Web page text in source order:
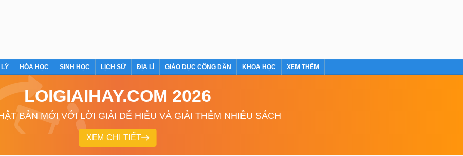
HÓA HỌC SINH HỌC LỊCH SỬ ĐỊA LÍ GIÁO DỤC CÔNG DÂN KHOA HỌC XEM THÊM
LOIGIAIHAY.COM 2026
BẢN MỚI VỚI LỜI GIẢI DỄ HIỂU VÀ GIẢI THÊM NHIỀU SÁCH
XEM CHI TIẾT